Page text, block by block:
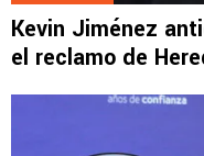
Kevin Jiménez
el reclamo de